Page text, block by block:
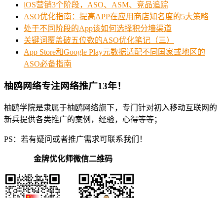
iOS营销3个阶段，ASO、ASM、竞品追踪
ASO优化指南：提高APP在应用商店知名度的5大策略
处于不同阶段的App该如何选择积分墙渠道
关键词覆盖破五位数的ASO优化笔记（三）
App Store和Google Play元数据适配不同国家或地区的
ASO必备指南
柚鸥网络专注网络推广13年！
柚鸥学院是隶属于柚鸥网络旗下，专门针对初入移动互联网的
新兵提供各类推广的案例，经验，心得等等；
PS：若有疑问或者推广需求可联系我们！
金牌优化师微信二维码